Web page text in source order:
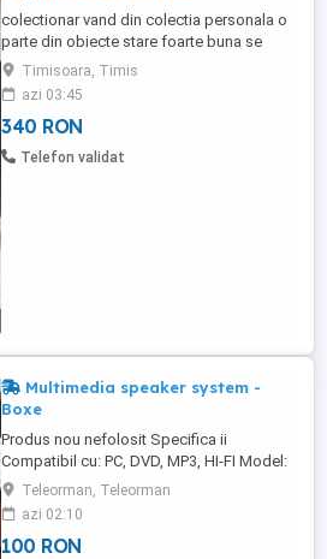
colectionar vand din colectia personala o
parte din obiecte stare foarte buna se
asigura proba in tm . pret de la
Timisoara, Timis
azi 03:45
340 RON
Telefon validat
Multimedia speaker system -
Boxe
Produs nou nefolosit Specifica ii
Compatibil cu: PC, DVD, MP3, HI-FI Model:
ZT-106 Frecven ă de raăspuns: 90Hz-
20KHz SNR: 85dB Dimensiuni:
195x105x10mm Pre 100 Lei
Teleorman, Teleorman
azi 02:10
100 RON